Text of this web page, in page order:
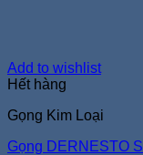
Add to wishlist
Hết hàng
Gọng Kim Loại
Gọng DERNESTO